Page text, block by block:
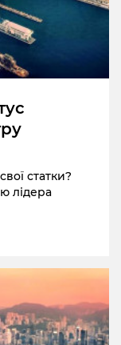
статки?
лідера